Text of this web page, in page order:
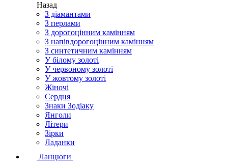
Назад
З діамантами
З перлами
З дорогоцінним камінням
З напівдорогоцінним камінням
З синтетичним камінням
У білому золоті
У червоному золоті
У жовтому золоті
Жіночі
Сердця
Знаки Зодіаку
Янголи
Літери
Зірки
Ладанки
Ланцюги